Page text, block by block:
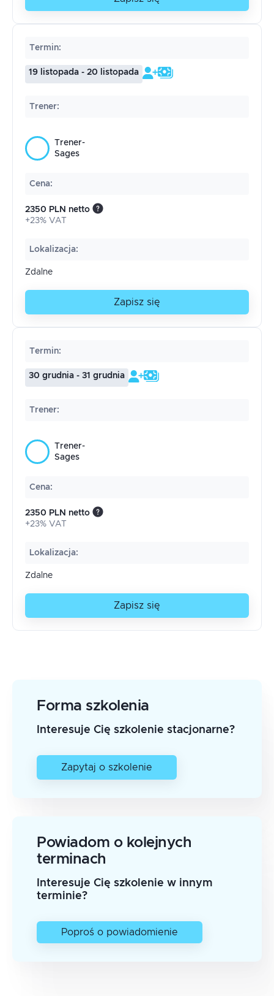
Termin:
19 listopada - 20 listopada
Trener:
Trener-
Sages
Cena:
2350 PLN netto
+23% VAT
Lokalizacja:
Zdalne
Zapisz się
Termin:
30 grudnia - 31 grudnia
Trener:
Trener-
Sages
Cena:
2350 PLN netto
+23% VAT
Lokalizacja:
Zdalne
Zapisz się
Forma szkolenia
Interesuje Cię szkolenie stacjonarne?
Zapytaj o szkolenie
Powiadom o kolejnych
terminach
Interesuje Cię szkolenie w innym
terminie?
Poproś o powiadomienie